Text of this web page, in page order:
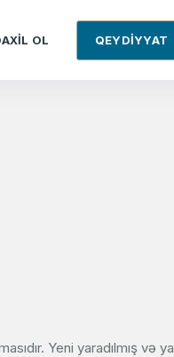
OL QEYDIYYAT
Yeni yaradılmış və ya